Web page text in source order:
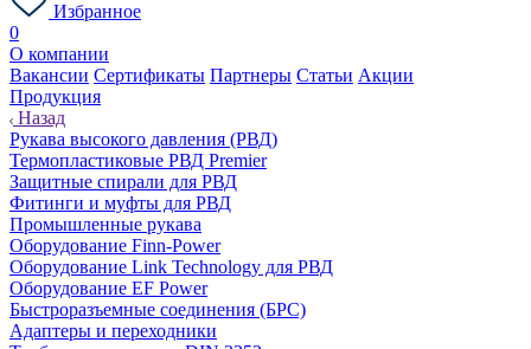
Избранное
0
О компании
Вакансии Сертификаты Партнеры Статьи Акции
Продукция
Назад
Рукава высокого давления (РВД)
Термопластиковые РВД Premier
Защитные спирали для РВД
Фитинги и муфты для РВД
Промышленные рукава
Оборудование Finn-Power
Оборудование Link Technology для РВД
Оборудование EF Power
Быстроразъемные соединения (БРС)
Адаптеры и переходники